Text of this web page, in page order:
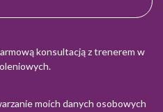
konsultacją z trenerem w
moich danych osobowych